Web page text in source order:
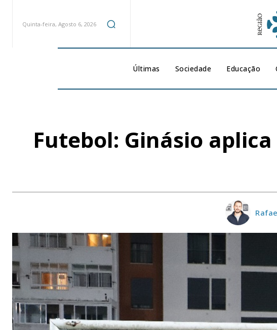
Quinta-feira, Agosto 6, 2026
Últimas Sociedade Educação
Futebol: Ginásio